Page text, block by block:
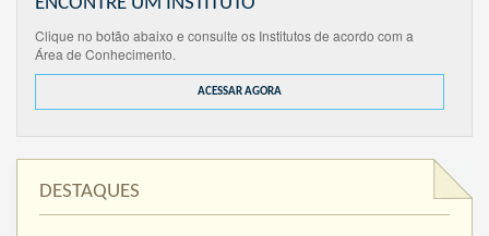
Clique no botão abaixo e consulte os Institutos de acordo com a
Área de Conhecimento.
ACESSAR AGORA
DESTAQUES